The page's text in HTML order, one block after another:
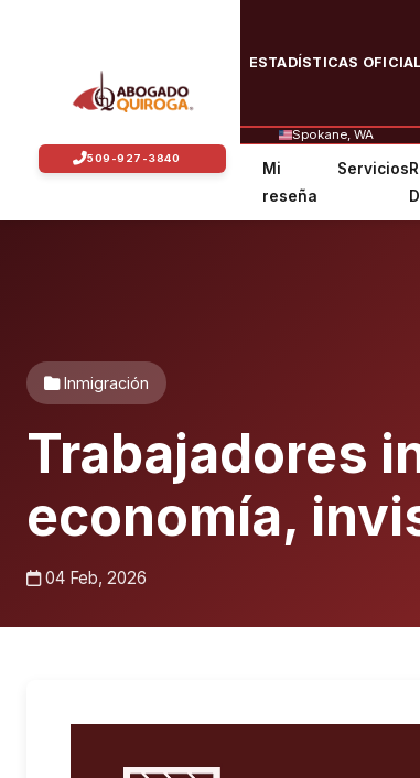
ESTADÍSTICAS
Spokane, WA
Mi
reseña
Servicios
Inmigración
Trabajadores
economía,
04 Feb, 2026